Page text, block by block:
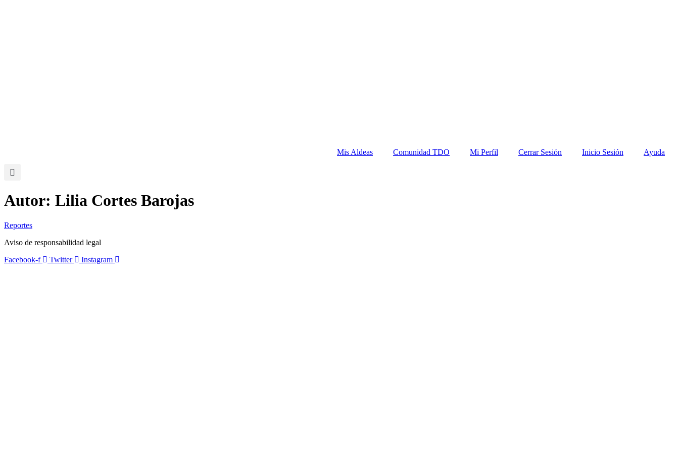
Mis Aldeas Comunidad TDO Mi Perfil Cerrar Sesión Inicio Sesión Ayuda
Autor: Lilia Cortes Barojas
Reportes
Aviso de responsabilidad legal
Facebook-f
Twitter Instagram